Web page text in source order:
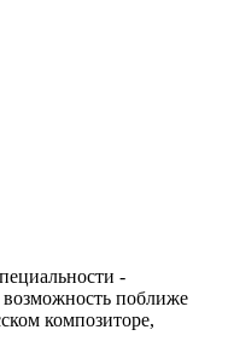
-
возможность поближе
композиторе,